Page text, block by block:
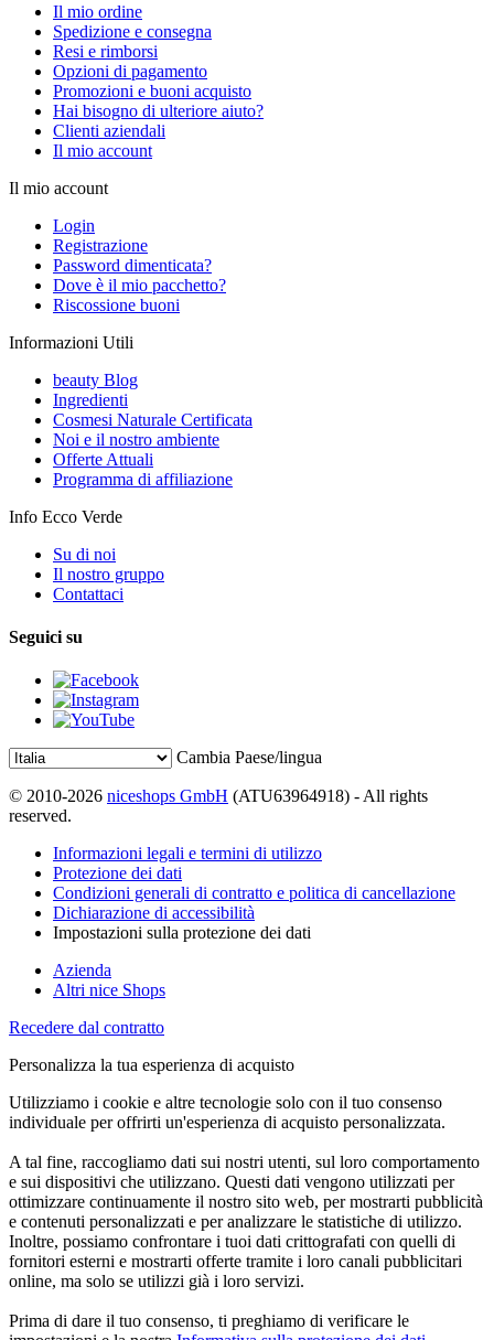
Il mio ordine
Spedizione e consegna
Resi e rimborsi
Opzioni di pagamento
Promozioni e buoni acquisto
Hai bisogno di ulteriore aiuto?
Clienti aziendali
Il mio account
Il mio account
Login
Registrazione
Password dimenticata?
Dove è il mio pacchetto?
Riscossione buoni
Informazioni Utili
beauty Blog
Ingredienti
Cosmesi Naturale Certificata
Noi e il nostro ambiente
Offerte Attuali
Programma di affiliazione
Info Ecco Verde
Su di noi
Il nostro gruppo
Contattaci
Seguici su
Cambia Paese/lingua
© 2010-2026 niceshops GmbH (ATU63964918) - All rights
reserved.
Informazioni legali e termini di utilizzo
Protezione dei dati
Condizioni generali di contratto e politica di cancellazione
Dichiarazione di accessibilità
Impostazioni sulla protezione dei dati
Azienda
Altri nice Shops
Recedere dal contratto
Personalizza la tua esperienza di acquisto
Utilizziamo i cookie e altre tecnologie solo con il tuo consenso
individuale per offrirti un'esperienza di acquisto personalizzata.
A tal fine, raccogliamo dati sui nostri utenti, sul loro comportamento
e sui dispositivi che utilizzano. Questi dati vengono utilizzati per
ottimizzare continuamente il nostro sito web, per mostrarti pubblicità
e contenuti personalizzati e per analizzare le statistiche di utilizzo.
Inoltre, possiamo confrontare i tuoi dati crittografati con quelli di
fornitori esterni e mostrarti offerte tramite i loro canali pubblicitari
online, ma solo se utilizzi già i loro servizi.
Prima di dare il tuo consenso, ti preghiamo di verificare le